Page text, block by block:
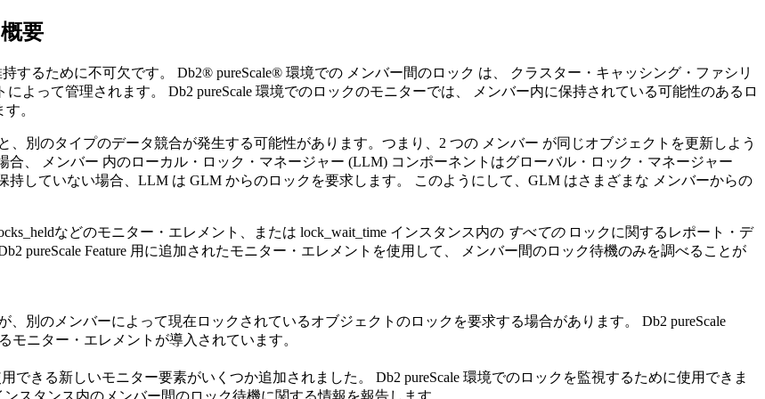
要
するために不可欠です。 Db2® pureScale® 環境での メンバー間のロック は、
クラスター・キャッシング・ファシリ
よって管理されます。 Db2 pureScale 環境でのロックのモニターでは、 メンバー内に保持されている可能性のあるロ
。
、別のタイプのデータ競合が発生する可能性があります。つまり、2 つの メンバー が同じオブジェクトを更新しよう
合、 メンバー 内のローカル・ロック・マネージャー (LLM) コンポーネントはグローバル・ロック・マネージャー
していない場合、LLM は GLM からのロックを要求します。 このようにして、GLM はさまざまな メンバーからの
などのモニター・エレメント、または lock_wait_time インスタンス内の すべてのロックに関するレポート・デ
pureScale Feature 用に追加されたモニター・エレメントを使用して、 メンバー間のロック待機のみを調べることが
、別のメンバーによって現在ロックされているオブジェクトのロックを要求する場合があります。 Db2 pureScale
ニター・エレメントが導入されています。
できる新しいモニター要素がいくつか追加されました。 Db2 pureScale 環境でのロックを監視するために使用できま
ンスタンス内のメンバー間のロック待機に関する情報を報告します。